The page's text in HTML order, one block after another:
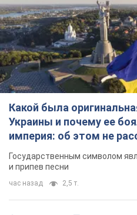
Какой была
Украины и почему ее
империя: об этом не
Государственным символом
и припев песни
час назад 2,5 т.